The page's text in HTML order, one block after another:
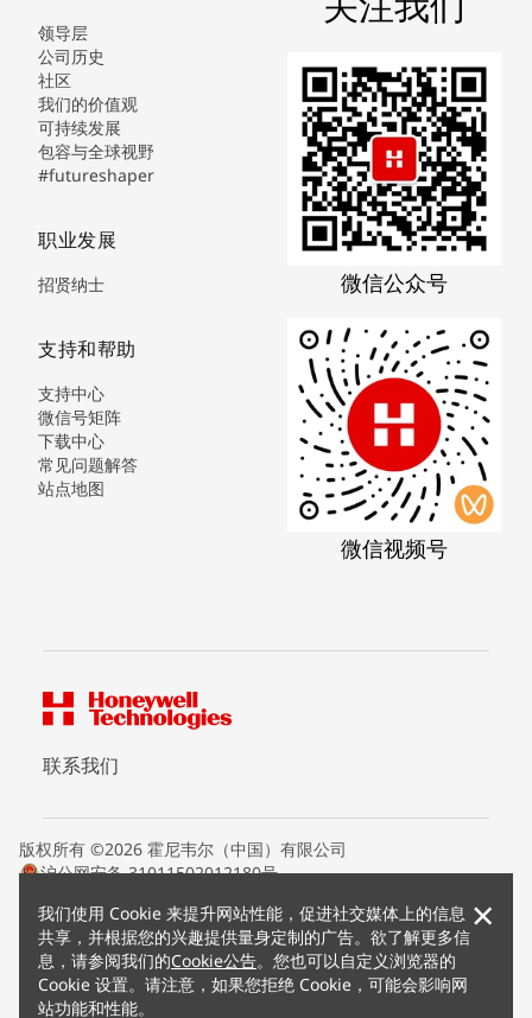
我们使用 Cookie 来提升网站性能，促进社交媒体上的信息
共享，并根据您的兴趣提供量身定制的广告。欲了解更多信
息，请参阅我们的Cookie公告。您也可以自定义浏览器的
Cookie 设置。请注意，如果您拒绝 Cookie，可能会影响网
站功能和性能。
×
领导层
公司历史
社区
我们的价值观
可持续发展
包容与全球视野
#futureshaper
职业发展
招贤纳士
支持和帮助
支持中心
微信号矩阵
下载中心
常见问题解答
站点地图
微信公众号
微信视频号
联系我们
版权所有 ©2026 霍尼韦尔（中国）有限公司
沪公网安备 31011502012180号
条款条约
隐私声明
您的隐私选项
霍尼韦尔科技Cookie通知